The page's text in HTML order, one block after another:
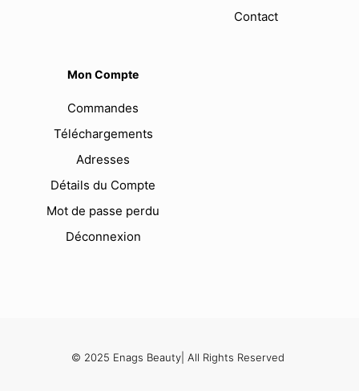
Contact
Mon Compte
Commandes
Téléchargements
Adresses
Détails du Compte
Mot de passe perdu
Déconnexion
© 2025 Enags Beauty| All Rights Reserved